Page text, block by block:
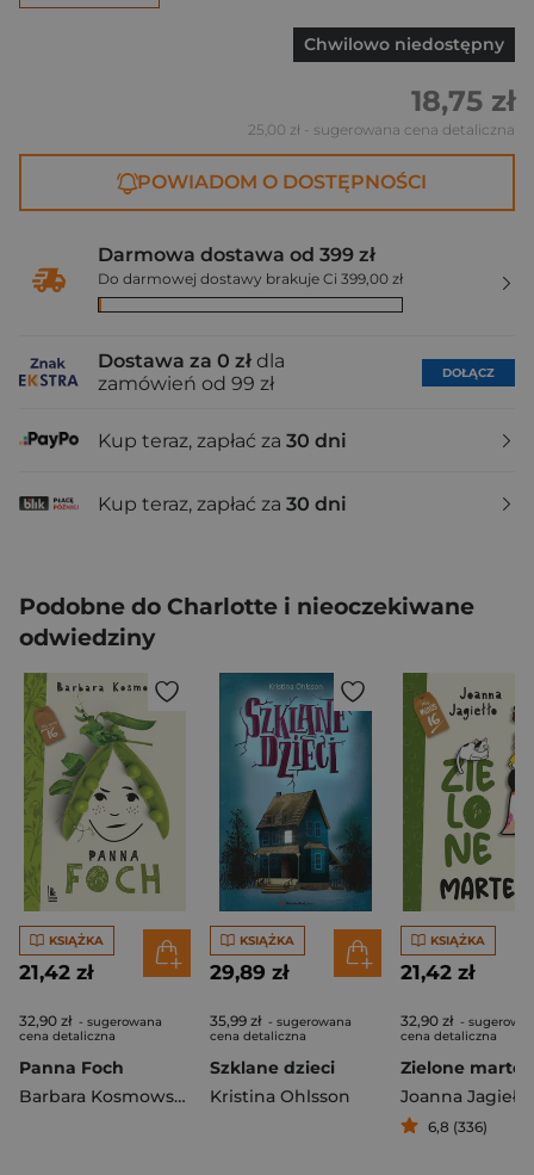
Chwilowo niedostępny
18,75 zł
25,00 zł - sugerowana cena detaliczna
POWIADOM O DOSTĘPNOŚCI
Darmowa dostawa od 399 zł
Do darmowej dostawy brakuje Ci 399,00 zł
Dostawa za 0 zł dla
zamówień od 99 zł
DOŁĄCZ
Kup teraz, zapłać za 30 dni
Kup teraz, zapłać za 30 dni
Podobne do Charlotte i nieoczekiwane
odwiedziny
KSIĄŻKA
21,42 zł
32,90 zł - sugerowana
cena detaliczna
Panna Foch
Barbara Kosmowska
KSIĄŻKA
29,89 zł
35,99 zł - sugerowana
cena detaliczna
Szklane dzieci
Kristina Ohlsson
KSIĄŻKA
21,42 zł
32,90 zł -
cena detaliczna
Zielone
Joanna Jagiełło
6,8 (336)